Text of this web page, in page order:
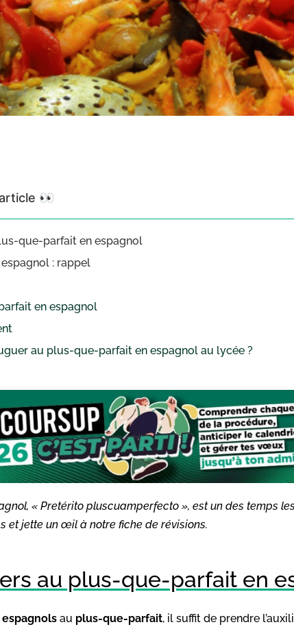
👀
que-parfait en espagnol
: rappel
en espagnol
au plus-que-parfait en espagnol au lycée ?
« Pretérito pluscuamperfecto », est un des temps
et jette un œil à notre fiche de révisions.
au plus-que-parfait en
au plus-que-parfait, il suffit de prendre